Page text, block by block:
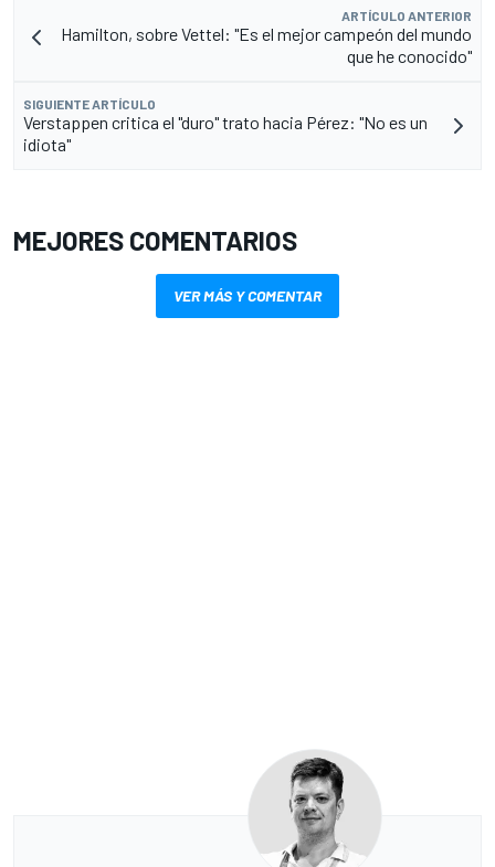
ARTÍCULO ANTERIOR
Hamilton, sobre Vettel: "Es el mejor campeón del mundo
que he conocido"
SIGUIENTE ARTÍCULO
Verstappen critica el "duro" trato hacia Pérez: "No es un
idiota"
MEJORES COMENTARIOS
VER MÁS Y COMENTAR